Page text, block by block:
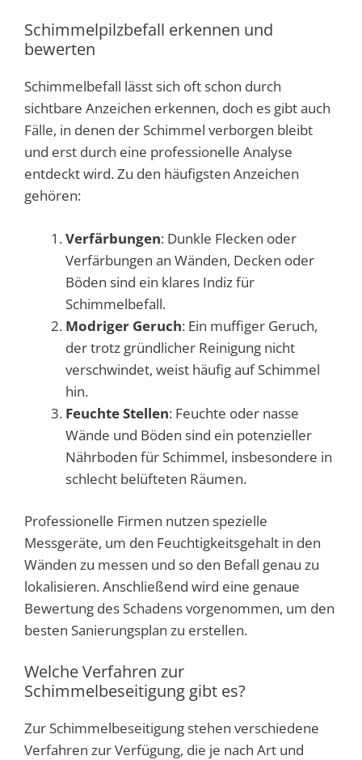
Schimmelpilzbefall erkennen und
bewerten
Schimmelbefall lässt sich oft schon durch
sichtbare Anzeichen erkennen, doch es gibt auch
Fälle, in denen der Schimmel verborgen bleibt
und erst durch eine professionelle Analyse
entdeckt wird. Zu den häufigsten Anzeichen
gehören:
Verfärbungen: Dunkle Flecken oder
Verfärbungen an Wänden, Decken oder
Böden sind ein klares Indiz für
Schimmelbefall.
Modriger Geruch: Ein muffiger Geruch,
der trotz gründlicher Reinigung nicht
verschwindet, weist häufig auf Schimmel
hin.
Feuchte Stellen: Feuchte oder nasse
Wände und Böden sind ein potenzieller
Nährboden für Schimmel, insbesondere in
schlecht belüfteten Räumen.
Professionelle Firmen nutzen spezielle
Messgeräte, um den Feuchtigkeitsgehalt in den
Wänden zu messen und so den Befall genau zu
lokalisieren. Anschließend wird eine genaue
Bewertung des Schadens vorgenommen, um den
besten Sanierungsplan zu erstellen.
Welche Verfahren zur
Schimmelbeseitigung gibt es?
Zur Schimmelbeseitigung stehen verschiedene
Verfahren zur Verfügung, die je nach Art und